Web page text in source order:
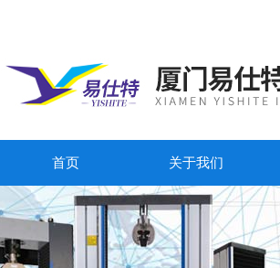
首页 关于我们